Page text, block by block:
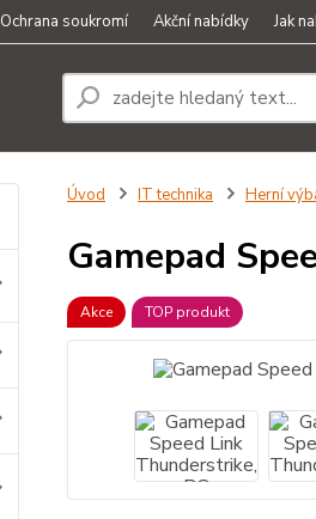
Ochrana soukromí Akční nabídky Jak
Úvod IT technika Herní
Gamepad
Akce TOP produkt